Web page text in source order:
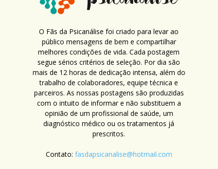
O Fãs da Psicanálise foi criado para levar ao
público mensagens de bem e compartilhar
melhores condições de vida. Cada postagem
segue sérios critérios de seleção. Por dia são
mais de 12 horas de dedicação intensa, além do
trabalho de colaboradores, equipe técnica e
parceiros. As nossas postagens são produzidas
com o intuito de informar e não substituem a
opinião de um profissional de saúde, um
diagnóstico médico ou os tratamentos já
prescritos.
Contato: fasdapsicanalise@hotmail.com